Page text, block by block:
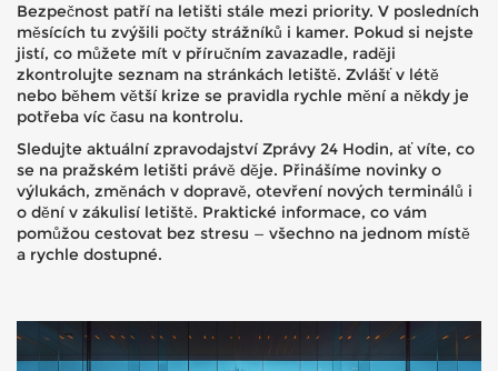
Bezpečnost patří na letišti stále mezi priority. V posledních
měsících tu zvýšili počty strážníků i kamer. Pokud si nejste
jistí, co můžete mít v příručním zavazadle, raději
zkontrolujte seznam na stránkách letiště. Zvlášť v létě
nebo během větší krize se pravidla rychle mění a někdy je
potřeba víc času na kontrolu.
Sledujte aktuální zpravodajství Zprávy 24 Hodin, ať víte, co
se na pražském letišti právě děje. Přinášíme novinky o
výlukách, změnách v dopravě, otevření nových terminálů i
o dění v zákulisí letiště. Praktické informace, co vám
pomůžou cestovat bez stresu — všechno na jednom místě
a rychle dostupné.